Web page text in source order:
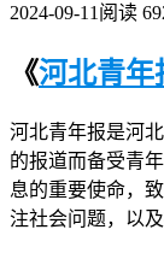
2024-09-11 阅读
《河北青年
河北青年报是河
的报道而备受青
息的重要使命，
注社会问题，以